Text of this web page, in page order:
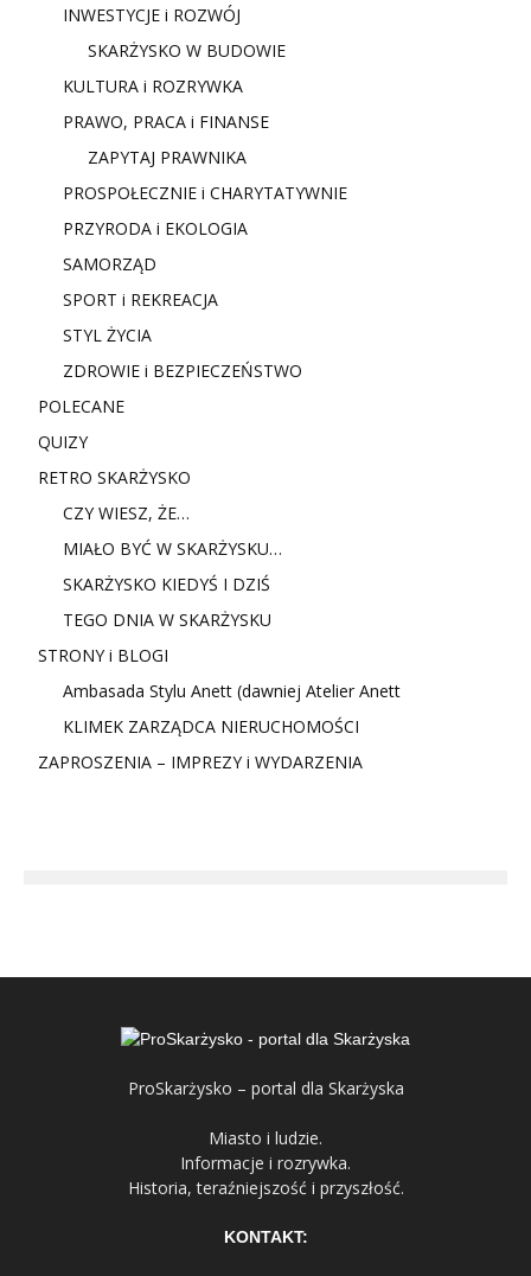
INWESTYCJE i ROZWÓJ
SKARŻYSKO W BUDOWIE
KULTURA i ROZRYWKA
PRAWO, PRACA i FINANSE
ZAPYTAJ PRAWNIKA
PROSPOŁECZNIE i CHARYTATYWNIE
PRZYRODA i EKOLOGIA
SAMORZĄD
SPORT i REKREACJA
STYL ŻYCIA
ZDROWIE i BEZPIECZEŃSTWO
POLECANE
QUIZY
RETRO SKARŻYSKO
CZY WIESZ, ŻE…
MIAŁO BYĆ W SKARŻYSKU…
SKARŻYSKO KIEDYŚ I DZIŚ
TEGO DNIA W SKARŻYSKU
STRONY i BLOGI
Ambasada Stylu Anett (dawniej Atelier Anett
KLIMEK ZARZĄDCA NIERUCHOMOŚCI
ZAPROSZENIA – IMPREZY i WYDARZENIA
ProSkarżysko – portal dla Skarżyska
Miasto i ludzie.
Informacje i rozrywka.
Historia, teraźniejszość i przyszłość.
KONTAKT: